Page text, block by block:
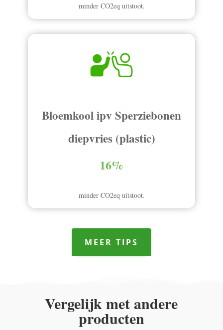
minder CO2eq uitstoot.
Bloemkool ipv Sperziebonen
diepvries (plastic)
16%
minder CO2eq uitstoot.
MEER TIPS
Vergelijk met andere
producten